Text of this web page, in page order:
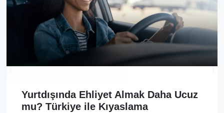
Yurtdışında Ehliyet Almak Daha Ucuz
mu? Türkiye ile Kıyaslama